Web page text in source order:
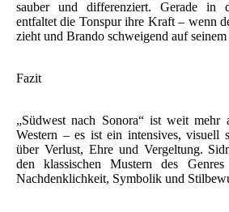
sauber und differenziert. Gerade in
entfaltet die Tonspur ihre Kraft – wenn
zieht und Brando schweigend auf
Fazit
„Südwest nach Sonora“ ist weit mehr
Western – es ist ein intensives, visuell
über Verlust, Ehre und Vergeltung.
den klassischen Mustern des
Nachdenklichkeit, Symbolik und